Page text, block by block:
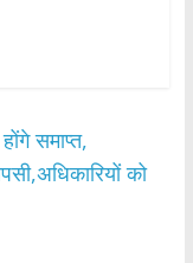
समाप्त,
को